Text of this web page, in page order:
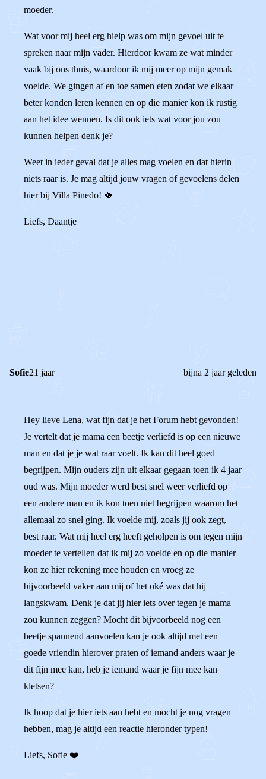
moeder.
Wat voor mij heel erg hielp was om mijn gevoel uit te
spreken naar mijn vader. Hierdoor kwam ze wat minder
vaak bij ons thuis, waardoor ik mij meer op mijn gemak
voelde. We gingen af en toe samen eten zodat we elkaar
beter konden leren kennen en op die manier kon ik rustig
aan het idee wennen. Is dit ook iets wat voor jou zou
kunnen helpen denk je?
Weet in ieder geval dat je alles mag voelen en dat hierin
niets raar is. Je mag altijd jouw vragen of gevoelens delen
hier bij Villa Pinedo! 🍀
Liefs, Daantje
Sofie21 jaar bijna 2 jaar geleden
Hey lieve Lena, wat fijn dat je het Forum hebt gevonden!
Je vertelt dat je mama een beetje verliefd is op een nieuwe
man en dat je je wat raar voelt. Ik kan dit heel goed
begrijpen. Mijn ouders zijn uit elkaar gegaan toen ik 4 jaar
oud was. Mijn moeder werd best snel weer verliefd op
een andere man en ik kon toen niet begrijpen waarom het
allemaal zo snel ging. Ik voelde mij, zoals jij ook zegt,
best raar. Wat mij heel erg heeft geholpen is om tegen mijn
moeder te vertellen dat ik mij zo voelde en op die manier
kon ze hier rekening mee houden en vroeg ze
bijvoorbeeld vaker aan mij of het oké was dat hij
langskwam. Denk je dat jij hier iets over tegen je mama
zou kunnen zeggen? Mocht dit bijvoorbeeld nog een
beetje spannend aanvoelen kan je ook altijd met een
goede vriendin hierover praten of iemand anders waar je
dit fijn mee kan, heb je iemand waar je fijn mee kan
kletsen?
Ik hoop dat je hier iets aan hebt en mocht je nog vragen
hebben, mag je altijd een reactie hieronder typen!
Liefs, Sofie ❤️